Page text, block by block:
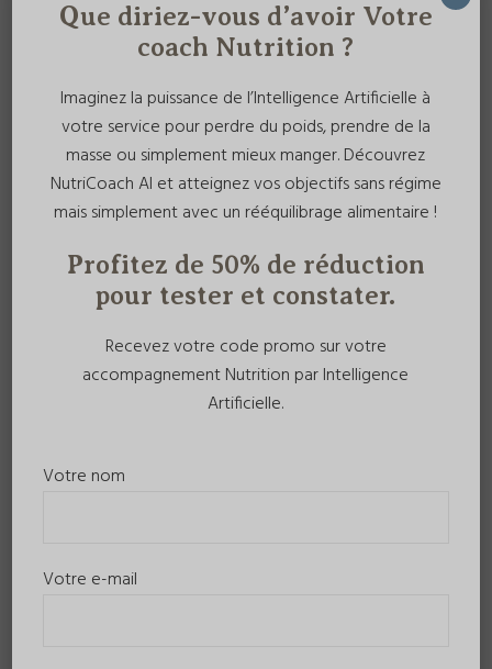
Que diriez-vous d’avoir Votre
coach Nutrition ?
Imaginez la puissance de l’Intelligence Artificielle à
votre service pour perdre du poids, prendre de la
masse ou simplement mieux manger. Découvrez
NutriCoach AI et atteignez vos objectifs sans régime
mais simplement avec un rééquilibrage alimentaire !
Profitez de 50% de réduction
pour tester et constater.
Recevez votre code promo sur votre
accompagnement Nutrition par Intelligence
Artificielle.
Votre nom
Votre e-mail